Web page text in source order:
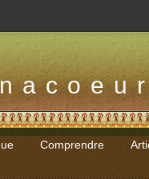
Comprendre